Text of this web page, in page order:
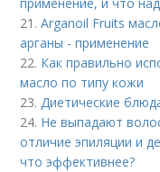
21.Arganoil Fruits
арганы - применение
22. Как правильно
масло по типу кожи
23.Диетические
24. Не выпадают
отличие эпиляции и
что эффективнее?